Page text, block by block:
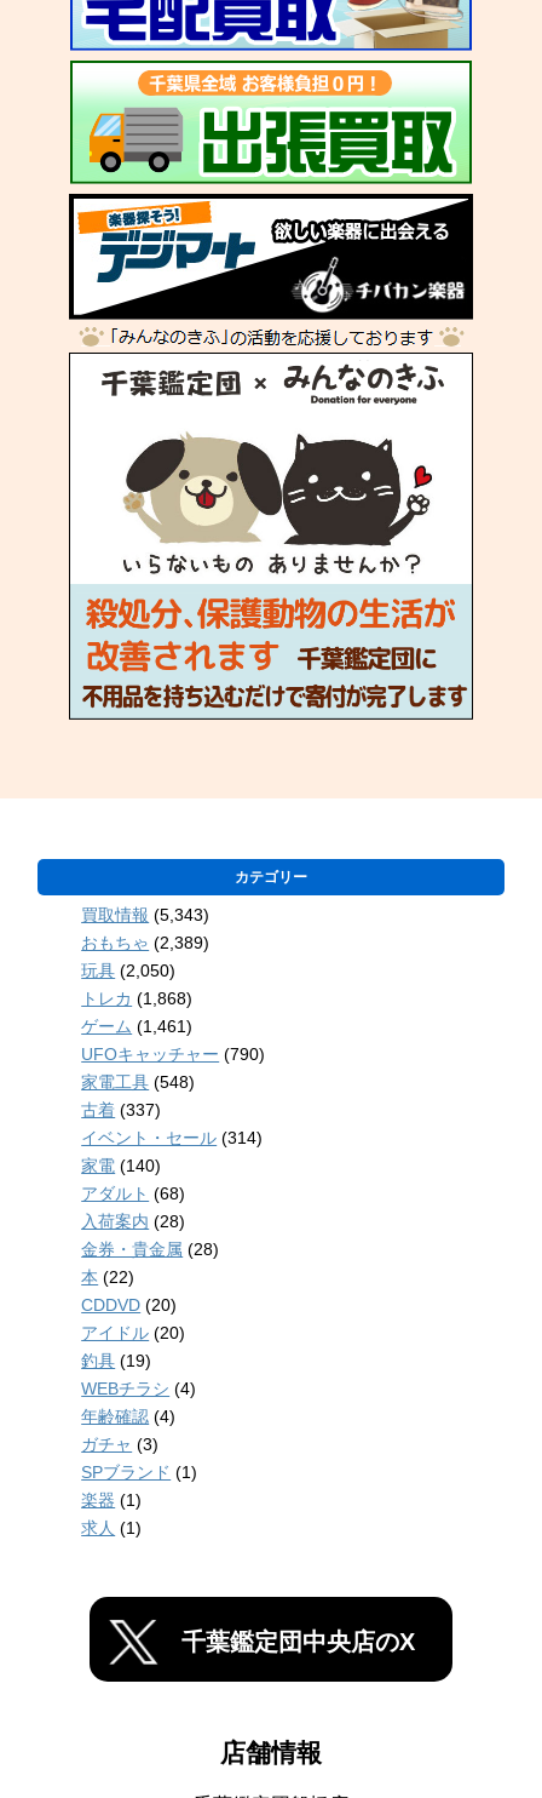
カテゴリー
買取情報 (5,343)
おもちゃ (2,389)
玩具 (2,050)
トレカ (1,868)
ゲーム (1,461)
UFOキャッチャー (790)
家電工具 (548)
古着 (337)
イベント・セール (314)
家電 (140)
アダルト (68)
入荷案内 (28)
金券・貴金属 (28)
本 (22)
CDDVD (20)
アイドル (20)
釣具 (19)
WEBチラシ (4)
年齢確認 (4)
ガチャ (3)
SPブランド (1)
楽器 (1)
求人 (1)
千葉鑑定団中央店のX
店舗情報